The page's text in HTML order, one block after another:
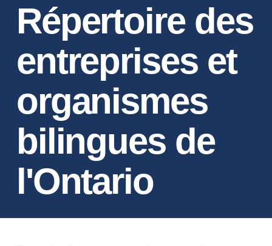
Répertoire des
entreprises et
organismes
bilingues de
l'Ontario